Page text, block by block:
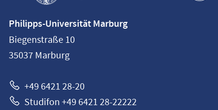
Philipps-
Universität
Marburg
Philipps-Universität Marburg
Biegenstraße 10
35037 Marburg
+49 6421 28-20
Studifon +49 6421 28-22222